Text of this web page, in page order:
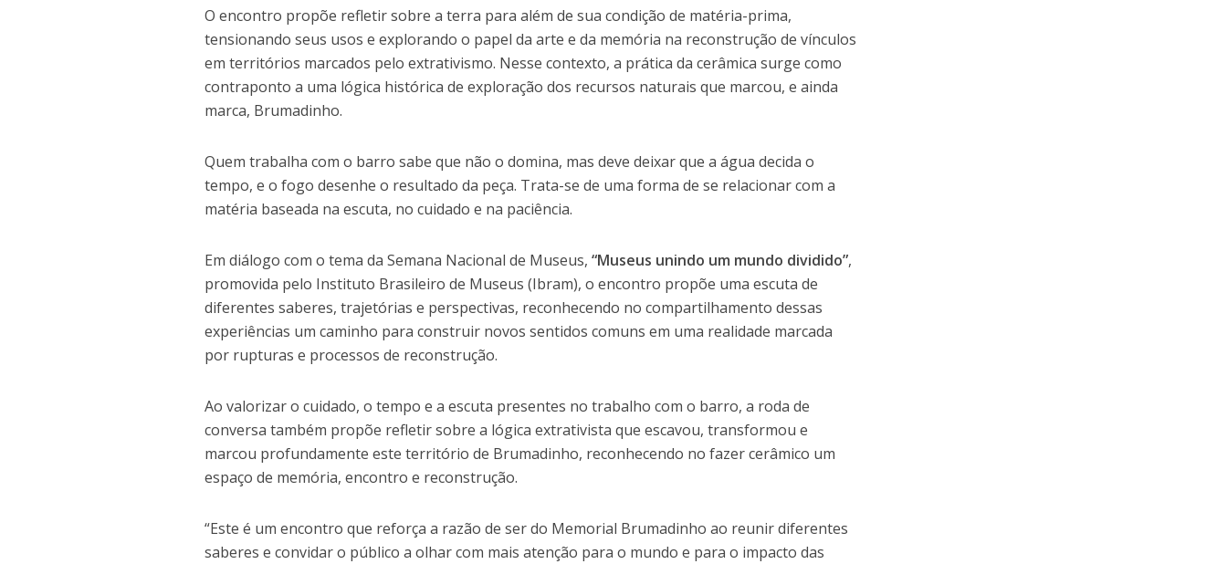
O encontro propõe refletir sobre a terra para além de sua condição de matéria-prima,
tensionando seus usos e explorando o papel da arte e da memória na reconstrução de vínculos
em territórios marcados pelo extrativismo. Nesse contexto, a prática da cerâmica surge como
contraponto a uma lógica histórica de exploração dos recursos naturais que marcou, e ainda
marca, Brumadinho.
Quem trabalha com o barro sabe que não o domina, mas deve deixar que a água decida o
tempo, e o fogo desenhe o resultado da peça. Trata-se de uma forma de se relacionar com a
matéria baseada na escuta, no cuidado e na paciência.
Em diálogo com o tema da Semana Nacional de Museus, “Museus unindo um mundo dividido”,
promovida pelo Instituto Brasileiro de Museus (Ibram), o encontro propõe uma escuta de
diferentes saberes, trajetórias e perspectivas, reconhecendo no compartilhamento dessas
experiências um caminho para construir novos sentidos comuns em uma realidade marcada
por rupturas e processos de reconstrução.
Ao valorizar o cuidado, o tempo e a escuta presentes no trabalho com o barro, a roda de
conversa também propõe refletir sobre a lógica extrativista que escavou, transformou e
marcou profundamente este território de Brumadinho, reconhecendo no fazer cerâmico um
espaço de memória, encontro e reconstrução.
“Este é um encontro que reforça a razão de ser do Memorial Brumadinho ao reunir diferentes
saberes e convidar o público a olhar com mais atenção para o mundo e para o impacto das